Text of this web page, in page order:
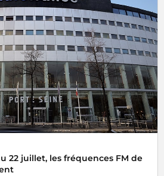
22 juillet, les fréquences FM de